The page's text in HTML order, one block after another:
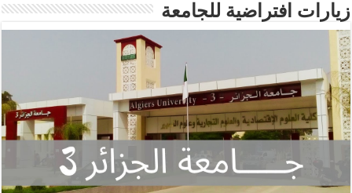
زيارات افتراضية للجامعة